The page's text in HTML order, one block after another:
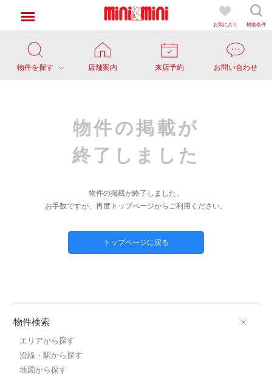
お気に入り 検索条件
物件を探す 店舗案内 来店予約 お問い合わせ
物件の掲載が
終了しました
物件の掲載が終了しました。
お手数ですが、再度トップページからご利用ください。
トップページに戻る
物件検索
エリアから探す
沿線・駅から探す
地図から探す